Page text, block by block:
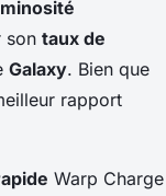
son taux de
Galaxy. Bien que
rapport
Warp Charge